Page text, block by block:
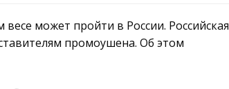
может пройти в России. Российская
промоушена. Об этом